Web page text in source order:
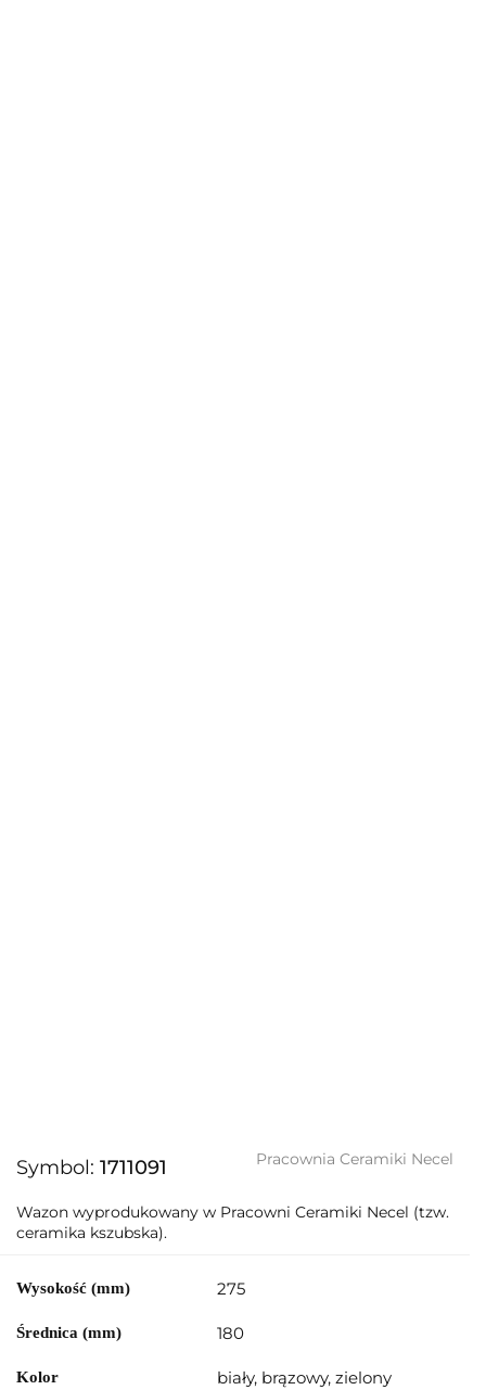
Symbol: 1711091 Pracownia Ceramiki Necel
Wazon wyprodukowany w Pracowni Ceramiki Necel (tzw.
ceramika kszubska).
Wysokość (mm) 275
Średnica (mm) 180
Kolor biały, brązowy, zielony